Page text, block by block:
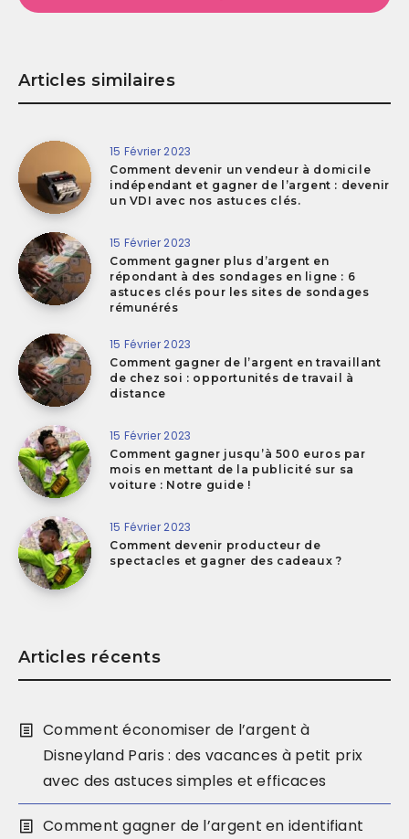
Articles similaires
15 Février 2023
Comment devenir un vendeur à domicile
indépendant et gagner de l’argent : devenir
un VDI avec nos astuces clés.
15 Février 2023
Comment gagner plus d’argent en
répondant à des sondages en ligne : 6
astuces clés pour les sites de sondages
rémunérés
15 Février 2023
Comment gagner de l’argent en travaillant
de chez soi : opportunités de travail à
distance
15 Février 2023
Comment gagner jusqu’à 500 euros par
mois en mettant de la publicité sur sa
voiture : Notre guide !
15 Février 2023
Comment devenir producteur de
spectacles et gagner des cadeaux ?
Articles récents
Comment économiser de l’argent à
Disneyland Paris : des vacances à petit prix
avec des astuces simples et efficaces
Comment gagner de l’argent en identifiant